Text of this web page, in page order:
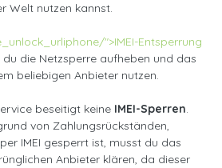
Welt nutzen kannst.
">IMEI-Entsperrung
du die Netzsperre aufheben und das
beliebigen Anbieter nutzen.
beseitigt keine IMEI-Sperren.
von Zahlungsrückständen,
IMEI gesperrt ist, musst du das
Anbieter klären, da dieser